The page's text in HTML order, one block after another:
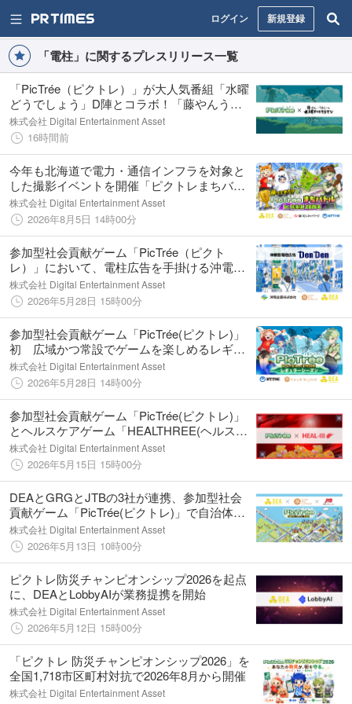
ログイン 新規登録
「電柱」に関するプレスリリース一覧
「PicTrée（ピクトレ）」が大人気番組「水曜
どうでしょう」D陣とコラボ！「藤やんうれ
しーピクトレ対決列島」開催決定
株式会社 Digital Entertainment Asset
16時間前
今年も北海道で電力・通信インフラを対象と
した撮影イベントを開催「ピクトレまちバト
ル in 北海道 2026夏」を8月8日(土)より開始
株式会社 Digital Entertainment Asset
2026年8月5日 14時00分
参加型社会貢献ゲーム「PicTrée（ピクト
レ）」において、電柱広告を手掛ける沖電企
業と協業しリアルとデジタルを横断した「新
型電柱広告」の実証試験を沖縄県那覇市にて
開始
株式会社 Digital Entertainment Asset
2026年5月28日 15時00分
参加型社会貢献ゲーム「PicTrée(ピクトレ)」
初 広域かつ常設でゲームを楽しめるレギュ
ラーシーズン開催決定！
株式会社 Digital Entertainment Asset
2026年5月28日 14時00分
参加型社会貢献ゲーム「PicTrée(ピクトレ)」
とヘルスケアゲーム「HEALTHREE(ヘルスリ
ー)」がコラボ！
株式会社 Digital Entertainment Asset
2026年5月15日 15時00分
DEAとGRGとJTBの3社が連携、参加型社会
貢献ゲーム「PicTrée(ピクトレ)」で自治体の
インフラ課題を解決へ
株式会社 Digital Entertainment Asset
2026年5月13日 10時00分
ピクトレ防災チャンピオンシップ2026を起点
に、DEAとLobbyAIが業務提携を開始
株式会社 Digital Entertainment Asset
2026年5月12日 15時00分
「ピクトレ 防災チャンピオンシップ2026」を
全国1,718市区町村対抗で2026年8月から開催
株式会社 Digital Entertainment Asset